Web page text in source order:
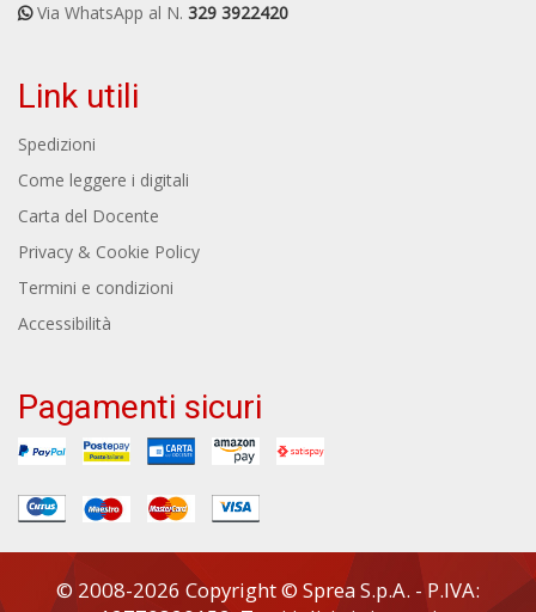
Via WhatsApp al N. 329 3922420
Link utili
Spedizioni
Come leggere i digitali
Carta del Docente
Privacy & Cookie Policy
Termini e condizioni
Accessibilità
Pagamenti sicuri
© 2008-2026 Copyright © Sprea S.p.A. - P.IVA: